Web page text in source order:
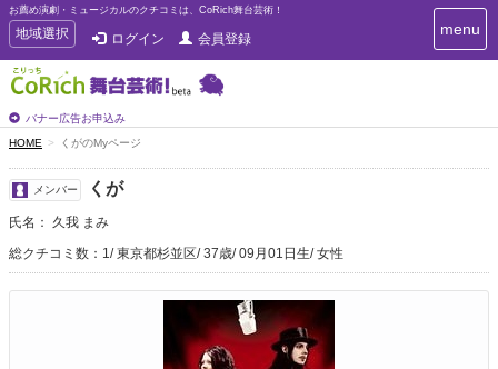
お薦め演劇・ミュージカルのクチコミは、CoRich舞台芸術！
T
o
g
g
e
n
a
v
i
g
t
i
地域選択 ログイン 会員登録
バナー広告お申込み
T
o
a
t
menu
HOME くがのMyページ
メンバー くが
氏名： 久我 まみ
総クチコミ数：1
東京都杉並区 37歳 09月01日生 女性